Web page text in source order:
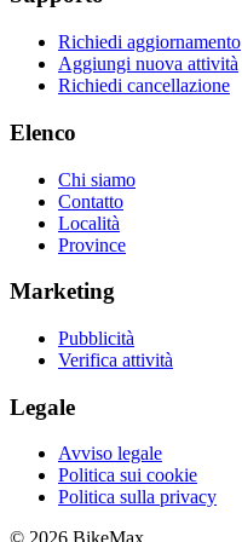
Richiedi aggiornamento
Aggiungi nuova attività
Richiedi cancellazione
Elenco
Chi siamo
Contatto
Località
Province
Marketing
Pubblicità
Verifica attività
Legale
Avviso legale
Politica sui cookie
Politica sulla privacy